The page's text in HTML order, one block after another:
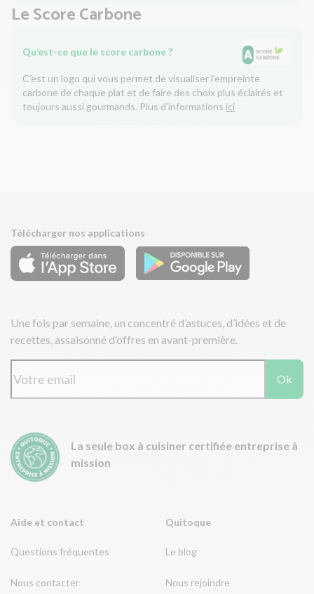
Le Score Carbone
Qu’est-ce que le score carbone ?
C'est un logo qui vous permet de visualiser l’empreinte
carbone de chaque plat et de faire des choix plus éclairés et
toujours aussi gourmands. Plus d'informations ici
Aide et contact
Questions fréquentes
Nous contacter
Quitoque
Le blog
Nous rejoindre
Télécharger nos applications
Une fois par semaine, un concentré d’astuces, d’idées et de
recettes, assaisonné d’offres en avant-première.
Ok
La seule box à cuisiner certifiée entreprise à
mission